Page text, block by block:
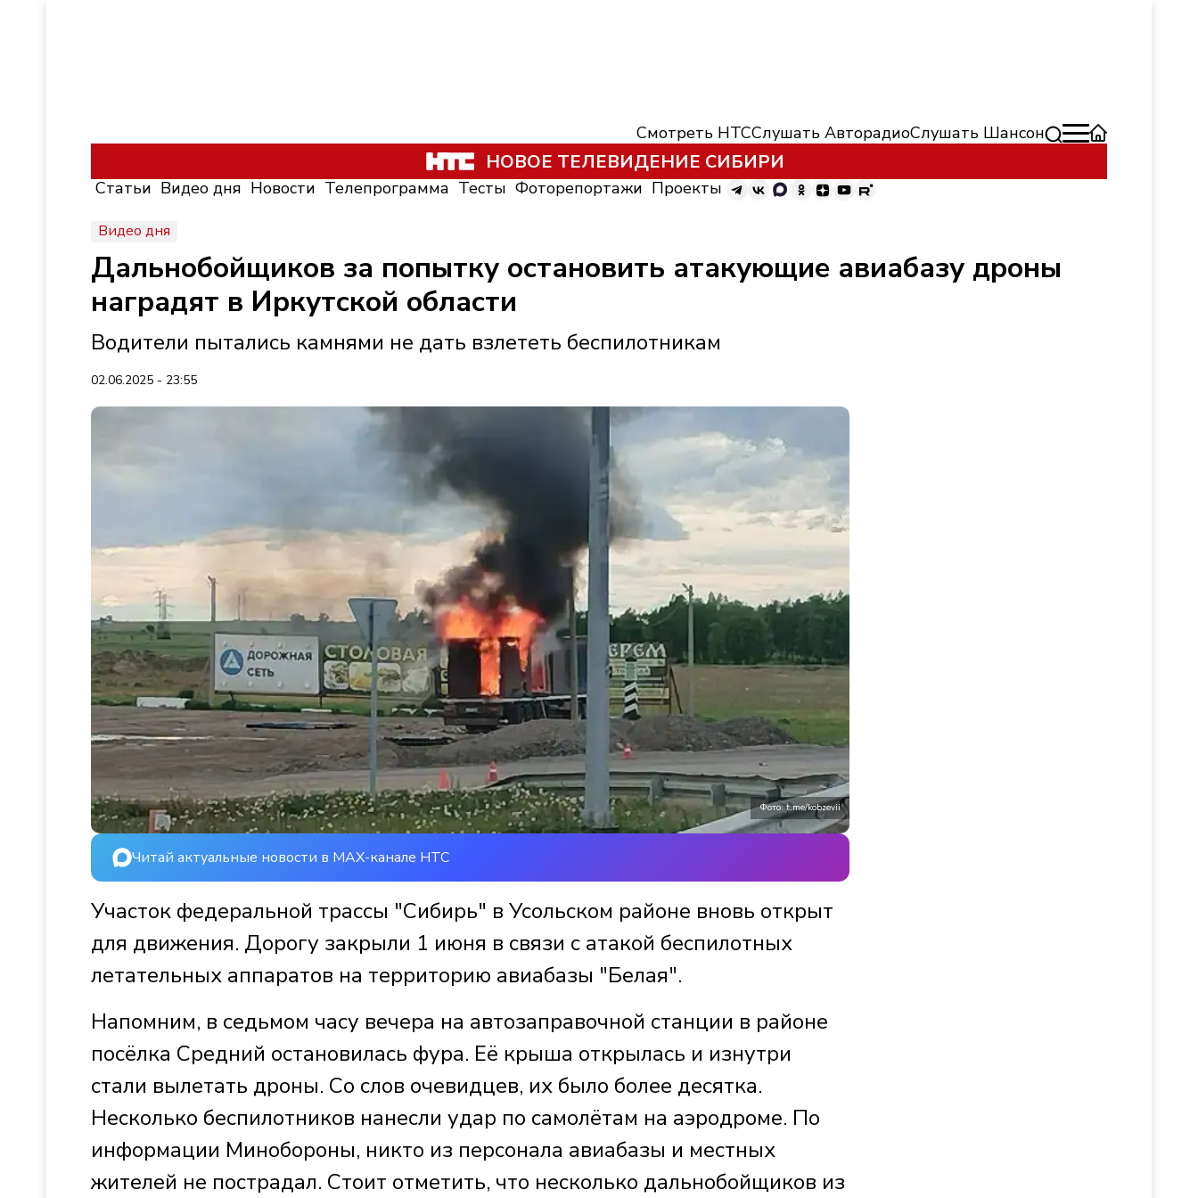
Смотреть НТССлушать АвторадиоСлушать Шансон
НОВОЕ ТЕЛЕВИДЕНИЕ СИБИРИ
Статьи Видео дня Новости Телепрограмма Тесты Фоторепортажи Проекты
Видео дня
Дальнобойщиков за попытку остановить атакующие авиабазу дроны
наградят в Иркутской области
Водители пытались камнями не дать взлететь беспилотникам
02.06.2025 - 23:55
Фото: t.me/kobzevii
Читай актуальные новости в MAX-канале НТС
Участок федеральной трассы "Сибирь" в Усольском районе вновь открыт
для движения. Дорогу закрыли 1 июня в связи с атакой беспилотных
летательных аппаратов на территорию авиабазы "Белая".
Напомним, в седьмом часу вечера на автозаправочной станции в районе
посёлка Средний остановилась фура. Её крыша открылась и изнутри
стали вылетать дроны. Со слов очевидцев, их было более десятка.
Несколько беспилотников нанесли удар по самолётам на аэродроме. По
информации Минобороны, никто из персонала авиабазы и местных
жителей не пострадал. Стоит отметить, что несколько дальнобойщиков из